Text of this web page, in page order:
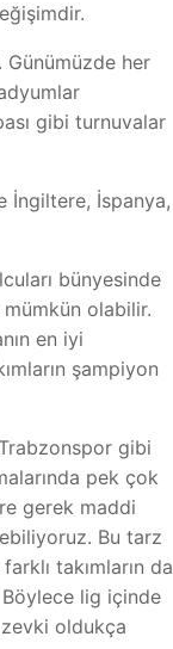
her
gibi turnuvalar
İngiltere, İspanya,
bünyesinde
mümkün olabilir.
en iyi
şampiyon
gibi
pek çok
gerek maddi
Bu tarz
takımların da
Böylece lig içinde
oldukça